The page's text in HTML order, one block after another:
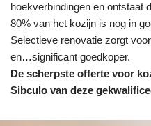
hoekverbindingen en ontstaat
80% van het kozijn is nog in
Selectieve renovatie zorgt
en…significant goedkoper.
De scherpste offerte voor
Sibculo van deze